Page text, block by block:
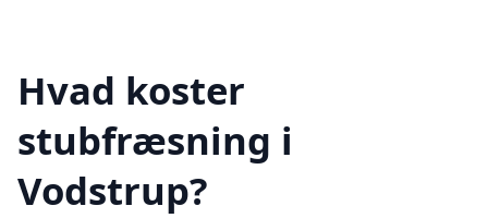
Hvad koster
stubfræsning i
Vodstrup?